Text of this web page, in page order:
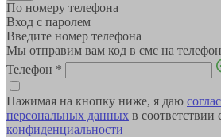
По номеру телефона
Вход с паролем
Введите номер телефона
Мы отправим вам код в смс на
Телефон *
Нажимая на кнопку ниже, я даю
персональных данных в соответствии
конфиденциальности